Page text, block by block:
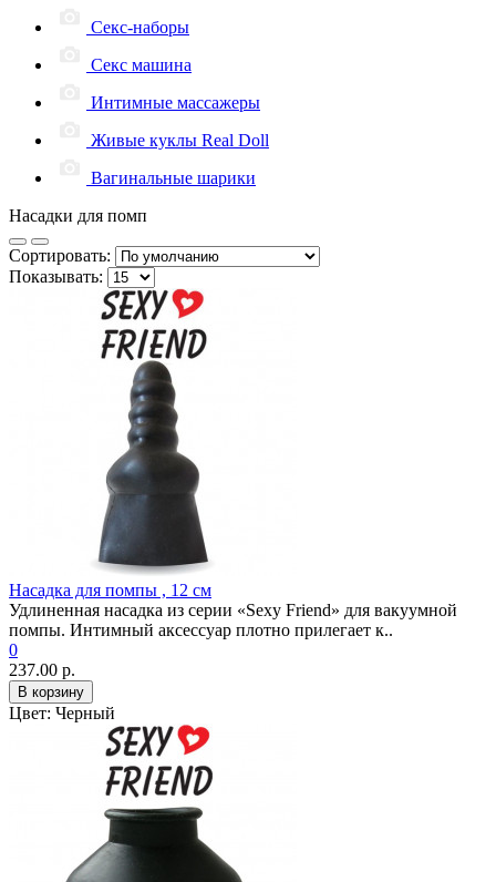
Секс-наборы
Секс машина
Интимные массажеры
Живые куклы Real Doll
Вагинальные шарики
Насадки для помп
Сортировать:
Показывать:
Насадка для помпы , 12 см
Удлиненная насадка из серии «Sexy Friend» для вакуумной
помпы. Интимный аксессуар плотно прилегает к..
0
237.00 р.
В корзину
Цвет: Черный